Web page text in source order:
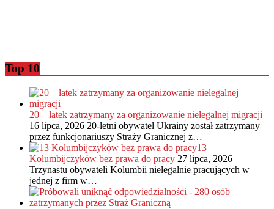
Top 10
20 – latek zatrzymany za organizowanie nielegalnej migracji
16 lipca, 2026 20-letni obywatel Ukrainy został zatrzymany
przez funkcjonariuszy Straży Granicznej z…
13
Kolumbijczyków bez prawa do pracy 27 lipca, 2026
Trzynastu obywateli Kolumbii nielegalnie pracujących w
jednej z firm w…